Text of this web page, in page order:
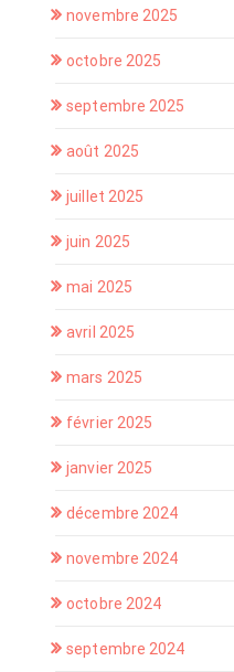
novembre 2025
octobre 2025
septembre 2025
août 2025
juillet 2025
juin 2025
mai 2025
avril 2025
mars 2025
février 2025
janvier 2025
décembre 2024
novembre 2024
octobre 2024
septembre 2024